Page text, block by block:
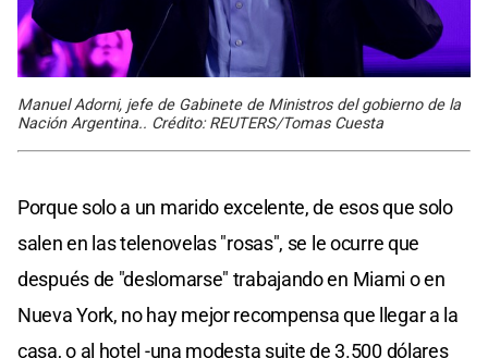
Manuel Adorni, jefe de Gabinete de Ministros del gobierno de la
Nación Argentina.. Crédito: REUTERS/Tomas Cuesta
Porque solo a un marido excelente, de esos que solo
salen en las telenovelas "rosas", se le ocurre que
después de "deslomarse" trabajando en Miami o en
Nueva York, no hay mejor recompensa que llegar a la
casa, o al hotel -una modesta suite de 3.500 dólares